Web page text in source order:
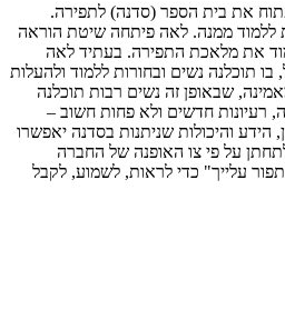
את בית הספר (סדנה) לתפירה.
ללמוד ממנה. לאה פיתחה שיטת הוראה
את מלאכת התפירה. בעתיד לאה
בו תוכלנה נשים ובחורות ללמוד ולהעלות
שבאופן זה נשים רבות תוכלנה
רעיונות חדשים ולא פחות חשוב –
והיכולות שניתנות בסדנה יאפשרו
על פי צו האופנה של החברה
עלייך" כדי לראות, לשמוע, לקבל